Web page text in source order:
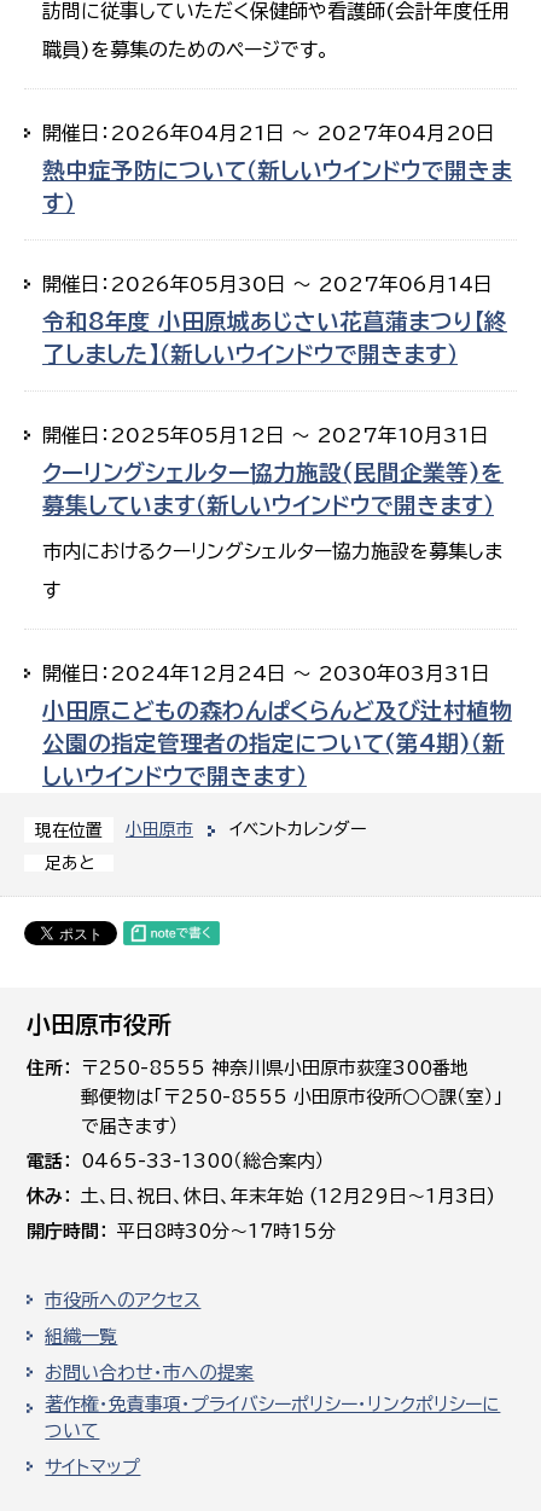
現在位置 小田原市
イベントカレンダー
足あと
訪問に従事していただく保健師や看護師(会計年度任用
職員)を募集のためのページです。
開催日：2026年04月21日 ～ 2027年04月20日
熱中症予防について（新しいウインドウで開きま
す）
開催日：2026年05月30日 ～ 2027年06月14日
令和8年度 小田原城あじさい花菖蒲まつり【終
了しました】（新しいウインドウで開きます）
開催日：2025年05月12日 ～ 2027年10月31日
クーリングシェルター協力施設(民間企業等)を
募集しています（新しいウインドウで開きます）
市内におけるクーリングシェルター協力施設を募集しま
す
開催日：2024年12月24日 ～ 2030年03月31日
小田原こどもの森わんぱくらんど及び辻村植物
公園の指定管理者の指定について(第4期)（新
しいウインドウで開きます）
小田原市役所
住所
〒250-8555 神奈川県小田原市荻窪300番地
郵便物は「〒250-8555 小田原市役所○○課（室）」
で届きます）
電話
0465-33-1300（総合案内）
休み
土､日､祝日、休日、年末年始 (12月29日～1月3日)
開庁時間
平日8時30分～17時15分
市役所へのアクセス
組織一覧
お問い合わせ・市への提案
著作権・免責事項・プライバシーポリシー・リンクポリシーに
ついて
サイトマップ